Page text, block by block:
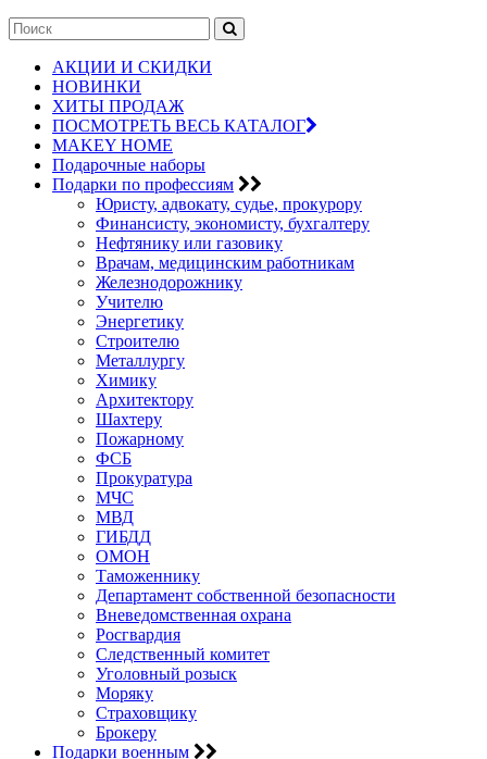
АКЦИИ И СКИДКИ
НОВИНКИ
ХИТЫ ПРОДАЖ
ПОСМОТРЕТЬ ВЕСЬ КАТАЛОГ
MAKEY HOME
Подарочные наборы
Подарки по профессиям
Юристу, адвокату, судье, прокурору
Финансисту, экономисту, бухгалтеру
Нефтянику или газовику
Врачам, медицинским работникам
Железнодорожнику
Учителю
Энергетику
Строителю
Металлургу
Химику
Архитектору
Шахтеру
Пожарному
ФСБ
Прокуратура
МЧС
МВД
ГИБДД
ОМОН
Таможеннику
Департамент собственной безопасности
Вневедомственная охрана
Росгвардия
Следственный комитет
Уголовный розыск
Моряку
Страховщику
Брокеру
Подарки военным